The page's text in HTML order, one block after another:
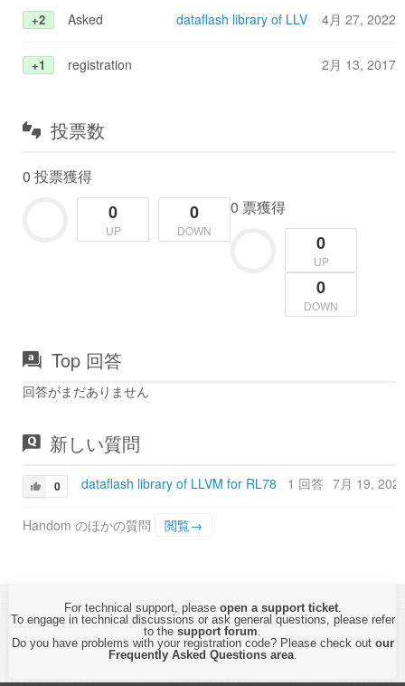
+2 4月 27, 2022
Asked dataflash library of LLVM for RL78
+1 2月 13, 2017
registration
投票数
0 投票獲得
0
UP
0
DOWN
0 票獲得
0
UP
0
DOWN
Top 回答
回答がまだありません
新しい質問
0 7月 19,
1 回答
dataflash library of LLVM for RL78
Handom のほかの質問 閲覧→
For technical support, please open a support ticket.
To engage in technical discussions or ask general questions, please refer
to the support forum
Do you have problems with your registration code? Please check out our
Frequently Asked Questions area.